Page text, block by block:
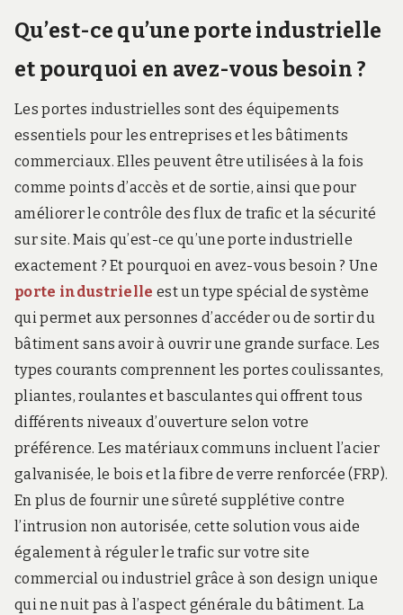
Qu’est-ce qu’une porte industrielle
et pourquoi en avez-vous besoin ?
Les portes industrielles sont des équipements
essentiels pour les entreprises et les bâtiments
commerciaux. Elles peuvent être utilisées à la fois
comme points d’accès et de sortie, ainsi que pour
améliorer le contrôle des flux de trafic et la sécurité
sur site. Mais qu’est-ce qu’une porte industrielle
exactement ? Et pourquoi en avez-vous besoin ? Une
porte industrielle est un type spécial de système
qui permet aux personnes d’accéder ou de sortir du
bâtiment sans avoir à ouvrir une grande surface. Les
types courants comprennent les portes coulissantes,
pliantes, roulantes et basculantes qui offrent tous
différents niveaux d’ouverture selon votre
préférence. Les matériaux communs incluent l’acier
galvanisée, le bois et la fibre de verre renforcée (FRP).
En plus de fournir une sûreté supplétive contre
l’intrusion non autorisée, cette solution vous aide
également à réguler le trafic sur votre site
commercial ou industriel grâce à son design unique
qui ne nuit pas à l’aspect générale du bâtiment. La